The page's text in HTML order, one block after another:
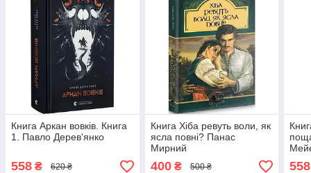
Книга Аркан вовків. Книга
1. Павло Дерев'янко
558 ₴ 620 ₴
Книга Хіба ревуть воли, як
ясла повні? Панас
Мирний
400₴ 500 ₴ 558